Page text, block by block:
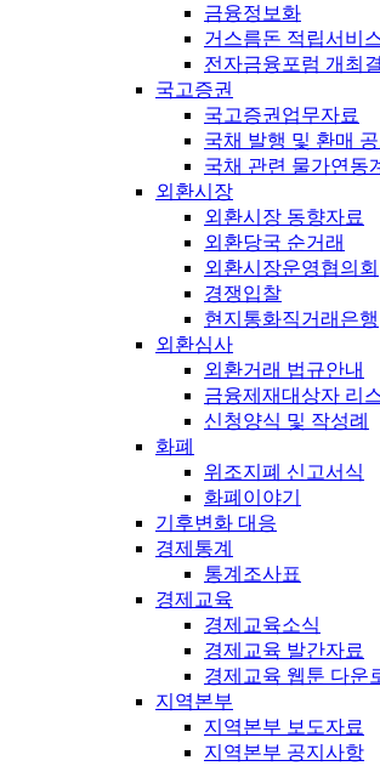
금융정보화
거스름돈 적립서비
전자금융포럼 개최
국고증권
국고증권업무자료
국채 발행 및 환매
국채 관련 물가연동
외환시장
외환시장 동향자료
외환당국 순거래
외환시장운영협의회
경쟁입찰
현지통화직거래은행
외환심사
외환거래 법규안내
금융제재대상자 리
신청양식 및 작성례
화폐
위조지폐 신고서식
화폐이야기
기후변화 대응
경제통계
통계조사표
경제교육
경제교육소식
경제교육 발간자료
경제교육 웹툰 다운
지역본부
지역본부 보도자료
지역본부 공지사항